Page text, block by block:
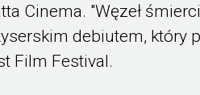
Cinema. "Węzeł
debiutem, który
Film Festival.